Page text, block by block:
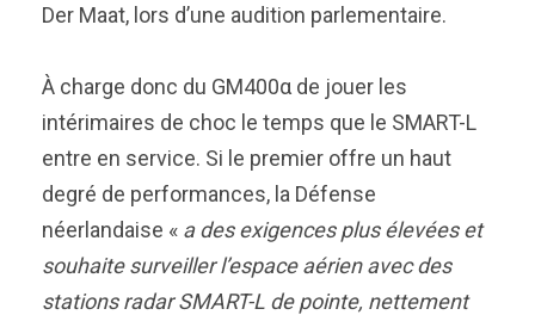
Der Maat, lors d’une audition parlementaire.
À charge donc du GM400α de jouer les
intérimaires de choc le temps que le SMART-L
entre en service. Si le premier offre un haut
degré de performances, la Défense
néerlandaise « a des exigences plus élevées et
souhaite surveiller l’espace aérien avec des
stations radar SMART-L de pointe, nettement